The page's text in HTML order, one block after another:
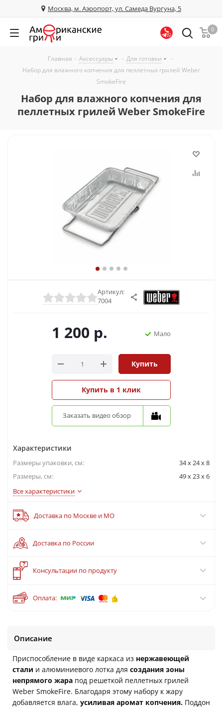
Москва, м. Аэропорт, ул. Самеда Вургуна, 5
0
Главная - Аксессуары - Для готовки
-
Набор для влажного копчения для пеллетных грилей Weber
SmokeFire
Набор для влажного копчения для
пеллетных грилей Weber SmokeFire
Артикул:
7004
1 200 р. Мало
Купить
Купить в 1 клик
Заказать видео обзор
Характеристики
Размеры упаковки, cм:
34 x 24 x 8
Размеры, см:
49 x 23 x 6
Все характеристики
Доставка по Москве и МО
?
Консультации по продукту
Доставка по России
Оплата:
Описание
Приспособление в виде каркаса из нержавеющей
стали и алюминиевого лотка для создания зоны
непрямого жара под решеткой пеллетных грилей
Weber SmokeFire. Благодаря этому набору к жару
добавляется влага, усиливая аромат копчения. Поддон